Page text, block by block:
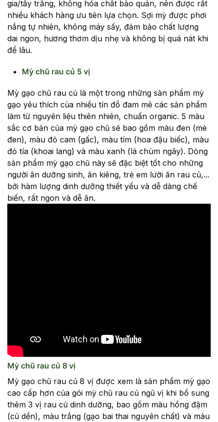
gia/tẩy trắng, không hóa chất bảo quản, nên được rất
nhiều khách hàng ưu tiên lựa chọn. Sợi mỳ được phơi
nắng tự nhiên, không máy sấy, đảm bảo chất lượng
dai ngon, hương thơm dịu nhẹ và không bị quá nát khi
để lâu.
Mỳ chũ rau củ 5 vị
Mỳ gạo chũ rau củ là một trong những sản phẩm mỳ
gạo yêu thích của nhiều tín đồ đam mê các sản phẩm
làm từ nguyên liệu thiên nhiên, chuẩn organic. 5 màu
sắc cơ bản của mỳ gạo chũ sẽ bao gồm màu đen (mè
đen), màu đỏ cam (gấc), màu tím (hoa đậu biếc), màu
đỏ tía (khoai lang) và màu xanh (lá chùm ngây). Dòng
sản phẩm mỳ gạo chũ này sẽ đặc biệt tốt cho những
người ăn dưỡng sinh, ăn kiêng, trẻ em lười ăn rau củ,...
bởi hàm lượng dinh dưỡng thiết yếu và dễ dàng chế
biến, rất ngon và dễ ăn.
Mỳ chũ rau củ 8 vị
Mỳ gạo chũ rau củ 8 vị được xem là sản phẩm mỳ gạo
cao cấp hơn của gói mỳ chũ rau củ ngũ vị khi bổ sung
thêm 3 vị rau củ dinh dưỡng, bao gồm màu hồng đậm
(củ dền), màu trắng (gạo bai thai nguyên chất) và màu